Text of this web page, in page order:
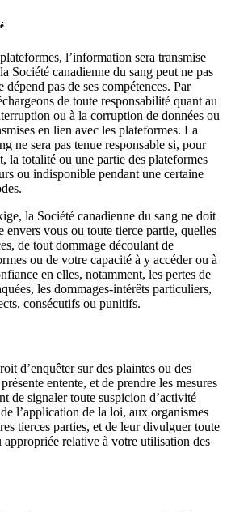
l’information sera transmise
Société canadienne du sang peut ne pas
pas de ses compétences. Par
de toute responsabilité quant au
ou à la corruption de données ou
en lien avec les plateformes. La
ne sera pas tenue responsable si, pour
la totalité ou une partie des plateformes
ou indisponible pendant une certaine
la Société canadienne du sang ne doit
envers vous ou toute tierce partie, quelles
de tout dommage découlant de
ou de votre capacité à y accéder ou à
en elles, notamment, les pertes de
les dommages-intérêts particuliers,
consécutifs ou punitifs.
d’enquêter sur des plaintes ou des
entente, et de prendre les mesures
de signaler toute suspicion d’activité
l’application de la loi, aux organismes
tierces parties, et de leur divulguer toute
appropriée relative à votre utilisation des